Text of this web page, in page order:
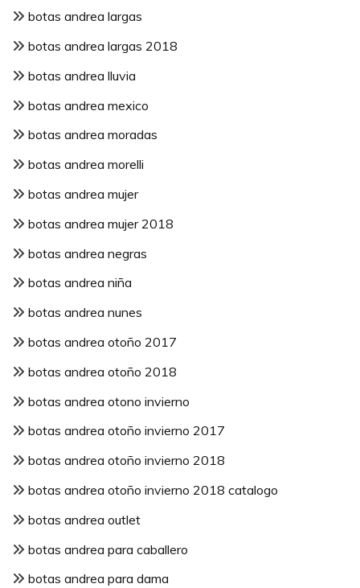
botas andrea largas
botas andrea largas 2018
botas andrea lluvia
botas andrea mexico
botas andrea moradas
botas andrea morelli
botas andrea mujer
botas andrea mujer 2018
botas andrea negras
botas andrea niña
botas andrea nunes
botas andrea otoño 2017
botas andrea otoño 2018
botas andrea otono invierno
botas andrea otoño invierno 2017
botas andrea otoño invierno 2018
botas andrea otoño invierno 2018 catalogo
botas andrea outlet
botas andrea para caballero
botas andrea para dama